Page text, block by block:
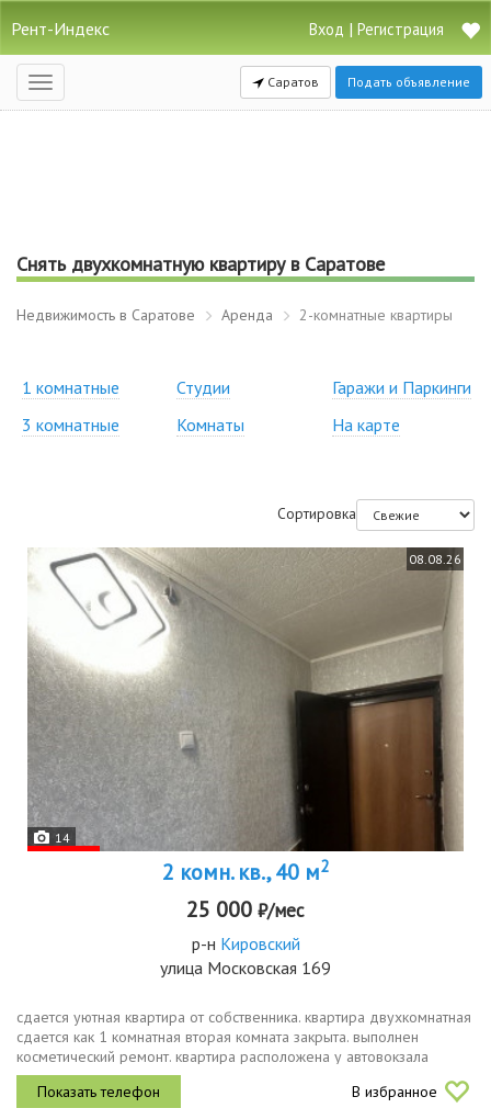
Рент-Индекс Вход | Регистрация
Открыть
навигацию
Саратов Подать объявление
Снять двухкомнатную квартиру в Саратове
Недвижимость в Саратове Аренда 2-комнатные квартиры
1 комнатные
3 комнатные
Студии
Комнаты
Гаражи и Паркинги
На карте
Сортировка
08.08.26
14
2 комн. кв., 40 м2
25 000 ₽/мес
р-н Кировский
улица Московская 169
сдается уютная квартира от собственника. квартира двухкомнатная
сдается как 1 комнатная вторая комната закрыта. выполнен
косметический ремонт. квартира расположена у автовокзала
отличная развязка , центр города в пешей доступности. все
необходимое...
В избранное